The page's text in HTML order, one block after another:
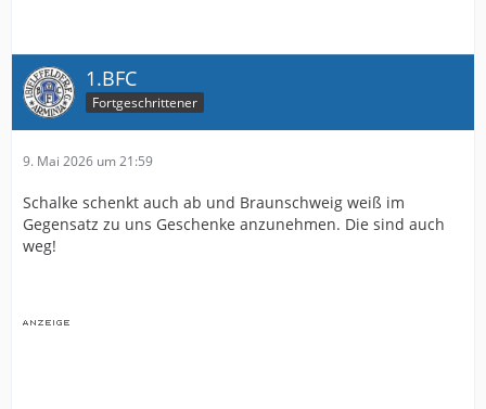
1.BFC
Fortgeschrittener
9. Mai 2026 um 21:59
Schalke schenkt auch ab und Braunschweig weiß im
Gegensatz zu uns Geschenke anzunehmen. Die sind auch
weg!